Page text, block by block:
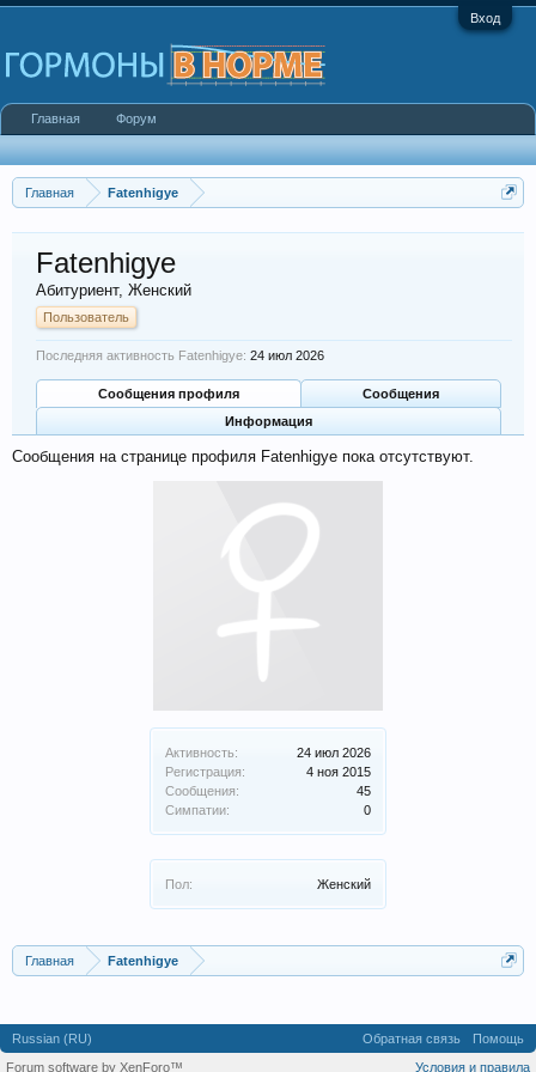
Вход
Главная Fatenhigye
Активность:
24 июл 2026
Регистрация:
4 ноя 2015
Сообщения:
45
Симпатии:
0
Пол: Женский
Fatenhigye
Абитуриент, Женский
Пользователь
Последняя активность Fatenhigye: 24 июл 2026
Сообщения профиля
Сообщения
Информация
Сообщения на странице профиля Fatenhigye пока отсутствуют.
Главная Fatenhigye
Главная Форум
Russian (RU) Обратная связь
Помощь
Условия и правила
Forum software by XenForo™